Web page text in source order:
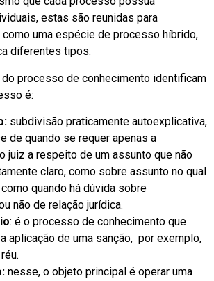
estas são reunidas para
uma espécie de processo híbrido,
diferentes tipos.
processo de conhecimento identificam
é:
subdivisão praticamente autoexplicativa,
de quando se requer apenas a
juiz a respeito de um assunto que não
claro, como sobre assunto no qual
quando há dúvida sobre
não de relação jurídica.
: é o processo de conhecimento que
aplicação de uma sanção, por exemplo,
nesse, o objeto principal é operar uma